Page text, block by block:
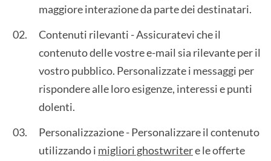
maggiore interazione da parte dei destinatari.
Contenuti rilevanti - Assicuratevi che il
contenuto delle vostre e-mail sia rilevante per il
vostro pubblico. Personalizzate i messaggi per
rispondere alle loro esigenze, interessi e punti
dolenti.
Personalizzazione - Personalizzare il contenuto
utilizzando i migliori ghostwritere le offerte